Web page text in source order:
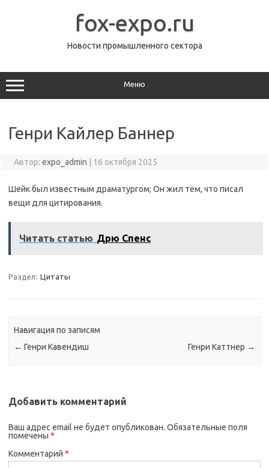
fox-expo.ru
Новости промышленного сектора
Меню
Генри Кайлер Баннер
Автор: expo_admin 16 октября 2025
Шейк был известным драматургом; Он жил тем, что писал
вещи для цитирования.
Читать статью Дрю Спенс
Раздел: Цитаты
Навигация по записям
← Генри Кавендиш Генри Каттнер →
Добавить комментарий
Ваш адрес email не будет опубликован. Обязательные поля
помечены *
Комментарий *